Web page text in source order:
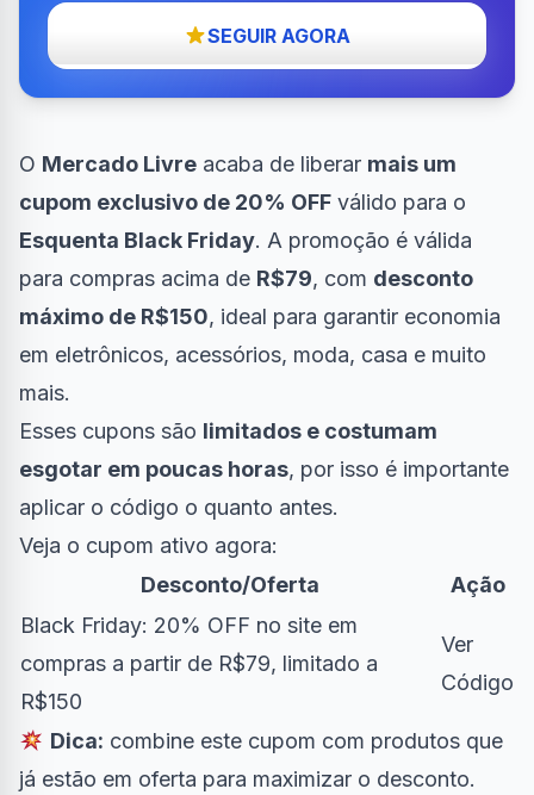
SEGUIR AGORA
O Mercado Livre acaba de liberar mais um
cupom exclusivo de 20% OFF válido para o
Esquenta Black Friday. A promoção é válida
para compras acima de R$79, com desconto
máximo de R$150, ideal para garantir economia
em eletrônicos, acessórios, moda, casa e muito
mais.
Esses cupons são limitados e costumam
esgotar em poucas horas, por isso é importante
aplicar o código o quanto antes.
Veja o cupom ativo agora:
Desconto/Oferta
Ação
Black Friday: 20% OFF no site em
compras a partir de R$79, limitado a
R$150
Ver
Código
Dica: combine este cupom com produtos que
já estão em oferta para maximizar o desconto.